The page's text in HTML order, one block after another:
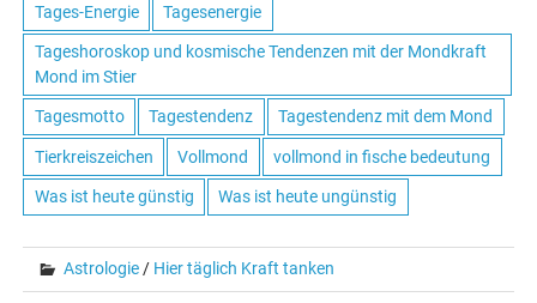
Tages-Energie Tagesenergie
Tageshoroskop und kosmische Tendenzen mit der Mondkraft
Mond im Stier
Tagesmotto Tagestendenz Tagestendenz mit dem Mond
Tierkreiszeichen Vollmond vollmond in fische bedeutung
Was ist heute günstig Was ist heute ungünstig
Astrologie/ Hier täglich Kraft tanken